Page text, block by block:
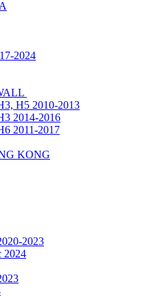
2024
H5 2010-2013
2014-2016
2011-2017
KONG
2023
2024